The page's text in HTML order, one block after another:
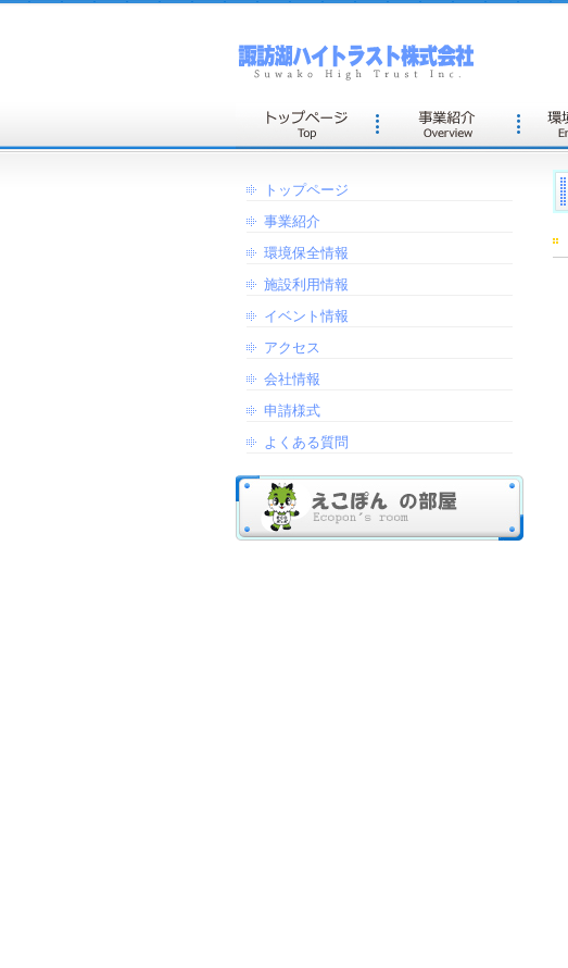
トップページ
事業紹介
環境保全情報
施設利用情報
イベント情報
アクセス
会社情報
申請様式
よくある質問